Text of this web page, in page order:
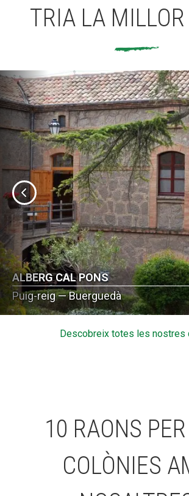
TRIA LA
ALBERG CAL PONS
Puig-reig — Buerguedà
Descobreix totes les nostres
10 RAONS
COLÒNIES